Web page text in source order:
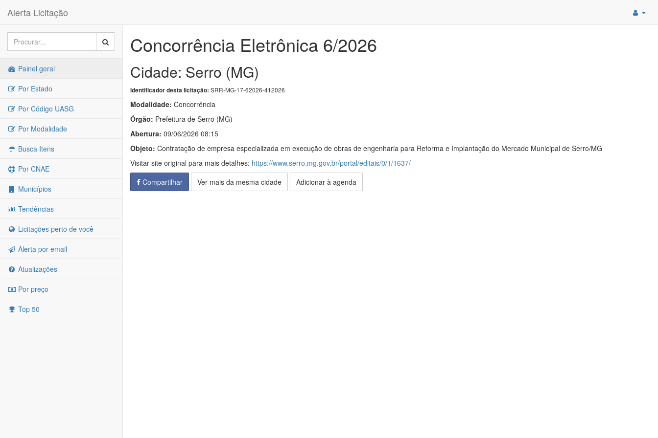
Alerta Licitação
Painel geral
Por Estado
Por Código UASG
Por Modalidade
Busca Itens
Por CNAE
Municípios
Tendências
Licitações perto de você
Alerta por email
Atualizações
Por preço
Top 50
Concorrência Eletrônica 6/2026
Cidade: Serro (MG)
Identificador desta licitação: SRR-MG-17-62026-412026
Modalidade: Concorrência
Órgão: Prefeitura de Serro (MG)
Abertura: 09/06/2026 08:15
Objeto: Contratação de empresa especializada em execução de obras de engenharia para Reforma e Implantação do Mercado Municipal de Serro/MG
Visitar site original para mais detalhes: https://www.serro.mg.gov.br/portal/editais/0/1/1637/
Compartilhar
Ver mais da mesma cidade Adicionar à agenda